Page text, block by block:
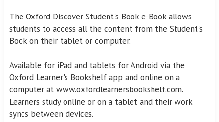
The Oxford Discover Student's Book e-Book allows
students to access all the content from the Student's
Book on their tablet or computer.
Available for iPad and tablets for Android via the
Oxford Learner's Bookshelf app and online on a
computer at www.oxfordlearnersbookshelf.com.
Learners study online or on a tablet and their work
syncs between devices.